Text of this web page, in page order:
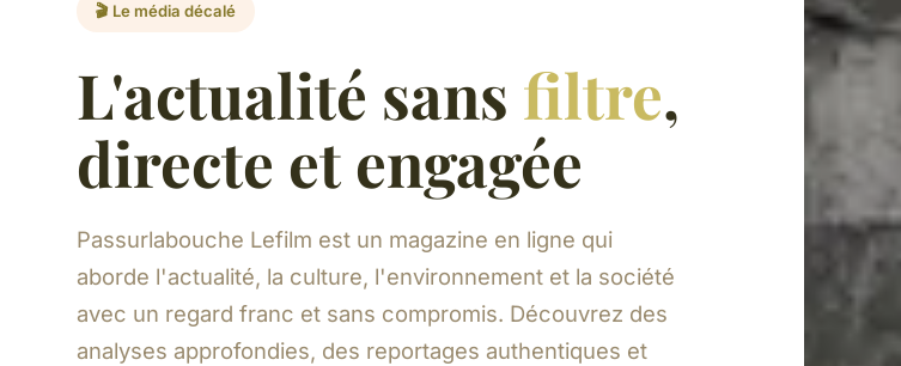
🎬 Le média décalé
L'actualité sans filtre,
directe et engagée
Passurlabouche Lefilm est un magazine en ligne qui
aborde l'actualité, la culture, l'environnement et la société
avec un regard franc et sans compromis. Découvrez des
analyses approfondies, des reportages authentiques et